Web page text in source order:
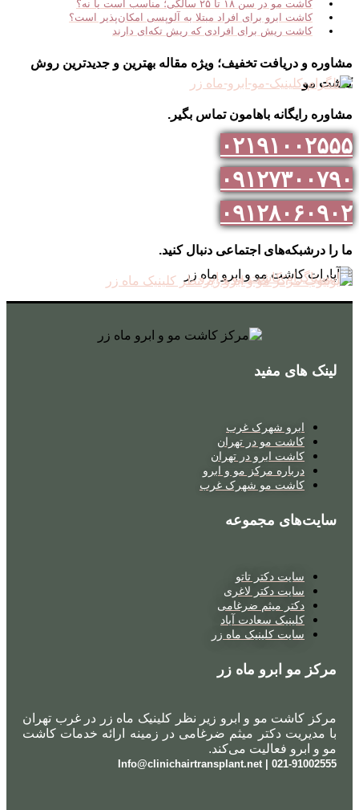
کاشت مو در سن ۱۸ تا ۲۵ سالگی؛ مناسب است یا نه؟
کاشت ابرو برای افراد مبتلا به آلوپسی امکان‌پذیر است؟
کاشت ریش برای افرادی که ریش تکه‌ای دارند
مشاوره و دریافت تخفیف؛ ویژه مقاله بهترین و جدیدترین روش
کاشت مو
مشاوره رایگانه باهامون تماس بگیر.
۰۲۱۹۱۰۰۲۵۵۵
۰۹۱۲۷۳۰۰۷۹۰
۰۹۱۲۸۰۶۰۹۰۲
ما را درشبکه‌های اجتماعی دنبال کنید.
لینک های مفید
ابرو شهرک غرب
کاشت مو در تهران
کاشت ابرو در تهران
درباره مرکز مو و ابرو
کاشت مو شهرک غرب
سایت‌های مجموعه
سایت دکتر تاتو
سایت دکتر لاغری
دکتر میثم ضرغامی
کلینیک سعادت آباد
سایت کلینیک ماه زر
مرکز مو ابرو ماه زر
مرکز کاشت مو و ابرو زیر نظر کلینیک ماه زر در غرب تهران
با مدیریت دکتر میثم ضرغامی در زمینه ارائه خدمات کاشت
مو و ابرو فعالیت می‌کند.
021-91002555 | Info@clinichairtransplant.net